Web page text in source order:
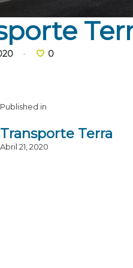
0
Published in
Transporte Terra
Abril 21, 2020